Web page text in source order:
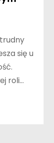
się u
roli…